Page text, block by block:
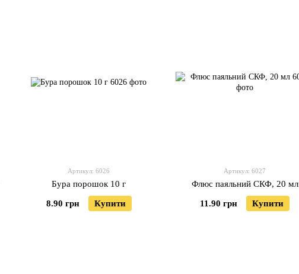
Артикул: 6026
Бура порошок 10 г
8.90 грн Купити
Артикул: 6027
Флюс паяльний СКФ, 20 мл
11.90 грн Купити